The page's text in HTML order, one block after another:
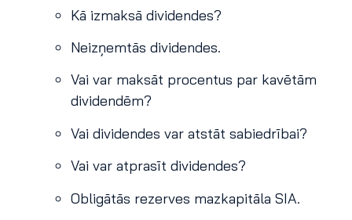
Kā izmaksā dividendes?
Neizņemtās dividendes.
Vai var maksāt procentus par kavētām
dividendēm?
Vai dividendes var atstāt sabiedrībai?
Vai var atprasīt dividendes?
Obligātās rezerves mazkapitāla SIA.